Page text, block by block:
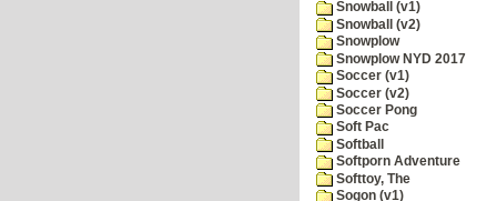
Snowball (v1)
Snowball (v2)
Snowplow
Snowplow NYD 2017
Soccer (v1)
Soccer (v2)
Soccer Pong
Soft Pac
Softball
Softporn Adventure
Softtoy, The
Sogon (v1)